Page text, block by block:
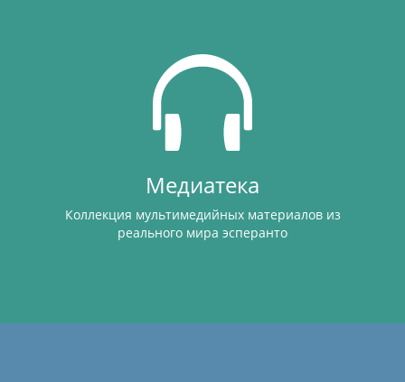
Медиатека
Коллекция мультимедийных материалов из
реального мира эсперанто